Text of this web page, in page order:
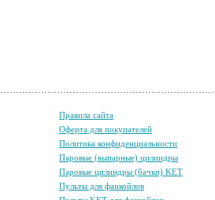
Правила сайта
Оферта для покупателей
Политика конфиденциальности
Паровые (выпарные) цилиндры
Паровые цилиндры (бачки) KET
Пульты для фанкойлов